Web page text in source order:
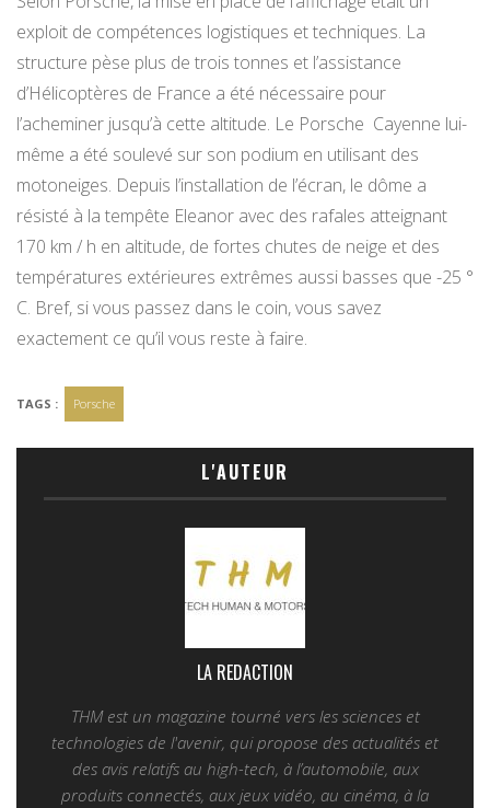
exploit de compétences logistiques et techniques. La
structure pèse plus de trois tonnes et l’assistance
d’Hélicoptères de France a été nécessaire pour
l’acheminer jusqu’à cette altitude. Le Porsche Cayenne lui-
même a été soulevé sur son podium en utilisant des
motoneiges. Depuis l’installation de l’écran, le dôme a
résisté à la tempête Eleanor avec des rafales atteignant
170 km / h en altitude, de fortes chutes de neige et des
températures extérieures extrêmes aussi basses que -25 °
C. Bref, si vous passez dans le coin, vous savez
exactement ce qu’il vous reste à faire.
TAGS : Porsche
L'AUTEUR
LA REDACTION
THM est un magazine tourné vers les sciences et
technologies de l'avenir, qui propose des actualités et
des avis relatifs au high-tech, à l’automobile, aux
produits connectés, aux jeux vidéo, au cinéma, à la